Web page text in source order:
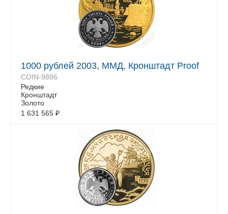
1000 рублей 2003, ММД, Кронштадт Proof
COIN-9886
Редкие
Кронштадт
Золото
1 631 565 ₽